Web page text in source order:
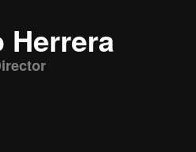
Herrera